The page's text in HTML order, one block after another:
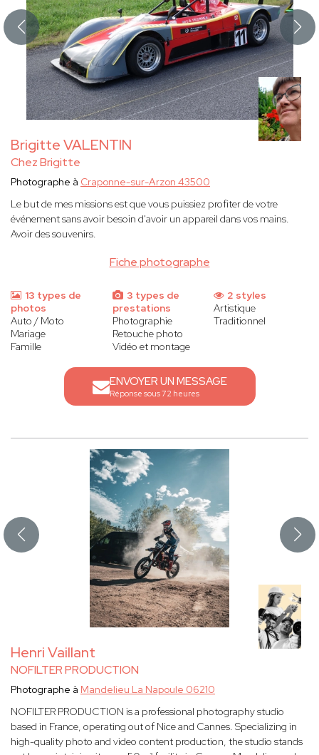
Brigitte VALENTIN
Chez Brigitte
Fiche photographe
Photographe à Craponne-sur-Arzon 43500
Le but de mes missions est que vous puissiez profiter de votre
événement sans avoir besoin d'avoir un appareil dans vos mains.
Avoir des souvenirs.
13 types de
photos
Auto / Moto
Mariage
Famille
3 types de
prestations
Photographie
Retouche photo
Vidéo et montage
2 styles
Artistique
Traditionnel
ENVOYER UN MESSAGE
Réponse sous 72 heures
Henri Vaillant
NOFILTER PRODUCTION
Photographe à Mandelieu La Napoule 06210
NOFILTER PRODUCTION is a professional photography studio
based in France, operating out of Nice and Cannes. Specializing in
high-quality photo and video content production, the studio stands